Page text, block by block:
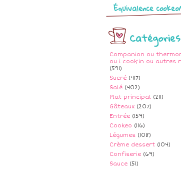
Équivalence
Catégories
Companion ou
ou i cook'in ou autres
(591)
Sucré (417)
Salé (402)
Plat principal (211)
Gâteaux (207)
Entrée (159)
Cookeo (116)
Légumes (108)
Crème dessert (104)
Confiserie (69)
Sauce (51)